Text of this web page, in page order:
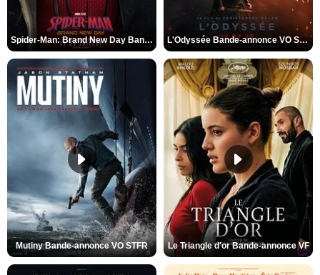
Spider-Man: Brand New Day Bande-annonce VO STFR L'Odyssée Bande-annonce VO STFR
Mutiny Bande-annonce VO STFR Le Triangle d'or Bande-annonce VF